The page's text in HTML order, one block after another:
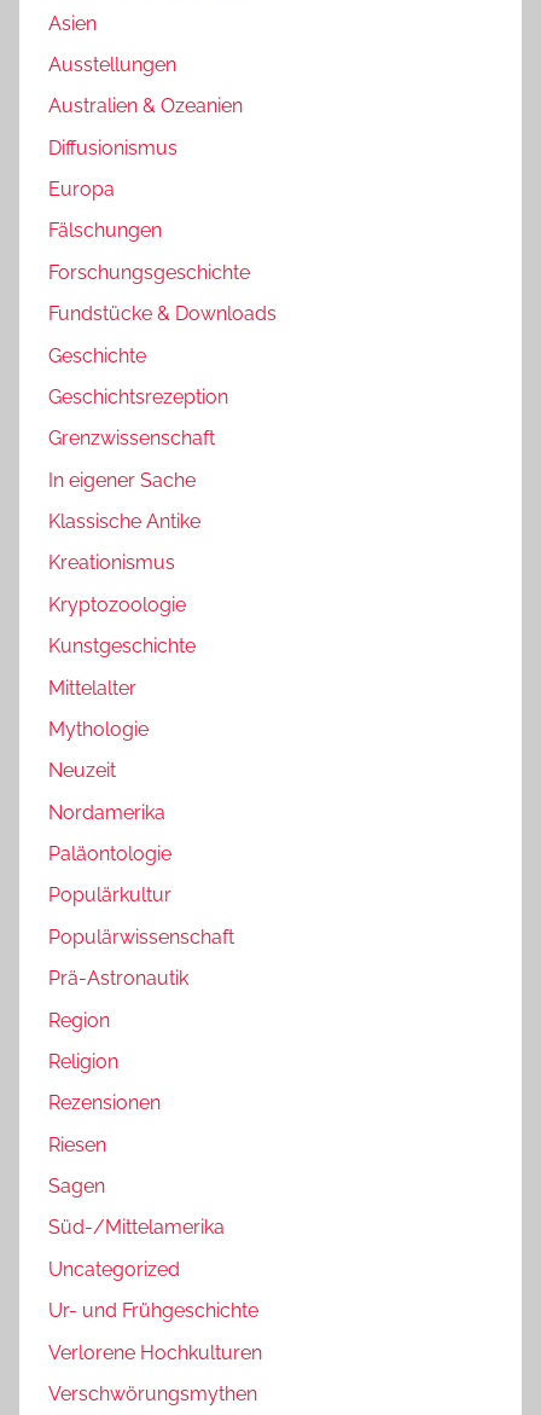
Asien
Ausstellungen
Australien & Ozeanien
Diffusionismus
Europa
Fälschungen
Forschungsgeschichte
Fundstücke & Downloads
Geschichte
Geschichtsrezeption
Grenzwissenschaft
In eigener Sache
Klassische Antike
Kreationismus
Kryptozoologie
Kunstgeschichte
Mittelalter
Mythologie
Neuzeit
Nordamerika
Paläontologie
Populärkultur
Populärwissenschaft
Prä-Astronautik
Region
Religion
Rezensionen
Riesen
Sagen
Süd-/Mittelamerika
Uncategorized
Ur- und Frühgeschichte
Verlorene Hochkulturen
Verschwörungsmythen